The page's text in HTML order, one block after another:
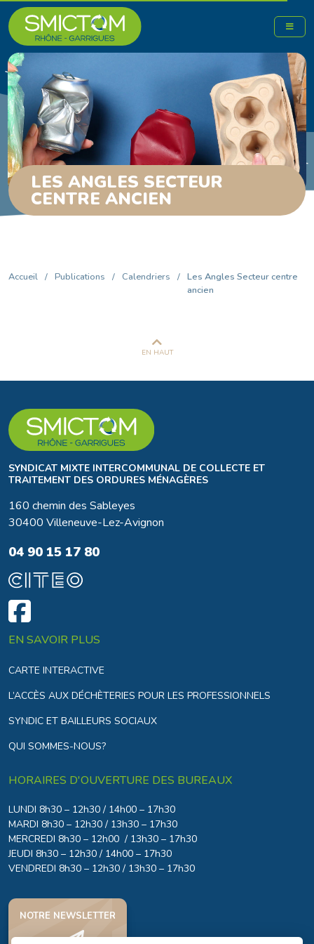
LES ANGLES SECTEUR
CENTRE ANCIEN
Accueil / Publications / Calendriers / Les Angles Secteur centre
ancien
EN HAUT
SYNDICAT MIXTE INTERCOMMUNAL DE COLLECTE ET
TRAITEMENT DES ORDURES MÉNAGÈRES
160 chemin des Sableyes
30400 Villeneuve-Lez-Avignon
04 90 15 17 80
EN SAVOIR PLUS
CARTE INTERACTIVE
L’ACCÈS AUX DÉCHÈTERIES POUR LES PROFESSIONNELS
SYNDIC ET BAILLEURS SOCIAUX
QUI SOMMES-NOUS?
HORAIRES D'OUVERTURE DES BUREAUX
LUNDI 8h30 – 12h30 / 14h00 – 17h30
MARDI 8h30 – 12h30 / 13h30 – 17h30
MERCREDI 8h30 – 12h00 / 13h30 – 17h30
JEUDI 8h30 – 12h30 / 14h00 – 17h30
VENDREDI 8h30 – 12h30 / 13h30 – 17h30
NOTRE NEWSLETTER